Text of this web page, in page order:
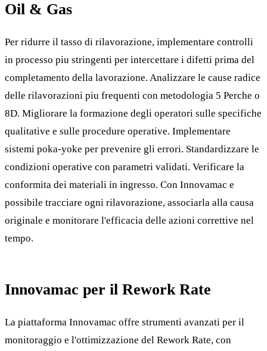
Oil & Gas
Per ridurre il tasso di rilavorazione, implementare controlli
in processo piu stringenti per intercettare i difetti prima del
completamento della lavorazione. Analizzare le cause radice
delle rilavorazioni piu frequenti con metodologia 5 Perche o
8D. Migliorare la formazione degli operatori sulle specifiche
qualitative e sulle procedure operative. Implementare
sistemi poka-yoke per prevenire gli errori. Standardizzare le
condizioni operative con parametri validati. Verificare la
conformita dei materiali in ingresso. Con Innovamac e
possibile tracciare ogni rilavorazione, associarla alla causa
originale e monitorare l'efficacia delle azioni correttive nel
tempo.
Innovamac per il Rework Rate
La piattaforma Innovamac offre strumenti avanzati per il
monitoraggio e l'ottimizzazione del Rework Rate, con